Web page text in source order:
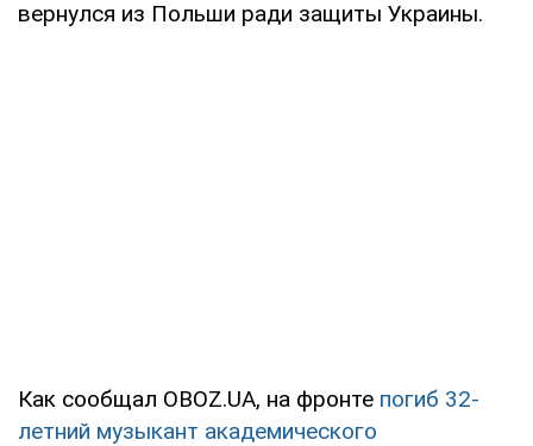
вернулся из Польши ради защиты Украины.
Как сообщал OBOZ.UA, на фронте погиб 32-
летний музыкант академического